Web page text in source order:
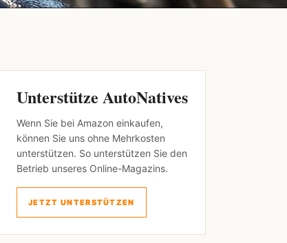
Unterstütze AutoNatives
Wenn Sie bei Amazon einkaufen,
können Sie uns ohne Mehrkosten
unterstützen. So unterstützen Sie den
Betrieb unseres Online-Magazins.
JETZT UNTERSTÜTZEN